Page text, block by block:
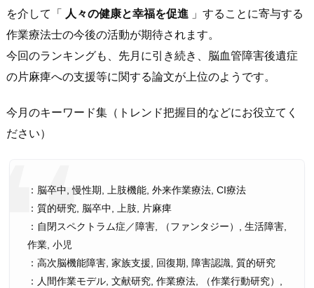
を介して「
人々の健康と幸福を促進 」することに寄与する
作業療法士の今後の活動が期待されます。
今回のランキングも、先月に引き続き、脳血管障害後遺症
の片麻痺への支援等に関する論文が上位のようです。
今月のキーワード集（トレンド把握目的などにお役立てく
ださい）
：脳卒中, 慢性期, 上肢機能, 外来作業療法, CI療法
：質的研究, 脳卒中, 上肢, 片麻痺
：自閉スペクトラム症／障害, （ファンタジー）, 生活障害,
作業, 小児
：高次脳機能障害, 家族支援, 回復期, 障害認識, 質的研究
：人間作業モデル, 文献研究, 作業療法, （作業行動研究）,